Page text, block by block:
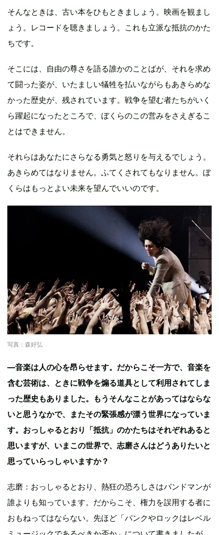
そんなときは、古い本をひもときましょう。映画を観まし
ょう。レコードを聴きましょう。これも立派な抵抗のかた
ちです。
そこには、自由の尊さを語る誰かのことばが、それを求め
て闘った姿が、いたましい犠牲を払いながらもあきらめな
かった歴史が、残されています。戦争を望む者たちがいく
ら躍起になったところで、ぼくらのこの営みをさえぎるこ
とはできません。
それらはあなたにさらなる勇気と怒りを与えるでしょう。
あきらめてはなりません。ふてくされてもなりません。ぼ
くらはもっとよい未来を望んでいいのです。
写真：森好弘
—音楽は人の心を昂らせます。だからこそ一方で、音楽を
含む芸術は、ときに戦争を煽る道具として利用されてしま
った歴史もありました。もうそんなことがあってはならな
いと思うなかで、またその緊張感が漂う世界になっていま
す。おっしゃるとおり「抵抗」のかたちはそれぞれあると
思いますが、いまこの世界で、志磨さんはどうありたいと
思っていらっしゃいますか？
志磨：おっしゃるとおり、熱狂の恐ろしさはバンドマンが
誰よりも知っています。だからこそ、権力を誤用する者に
おもねってはならない。先ほど「パンクやロックはレベル